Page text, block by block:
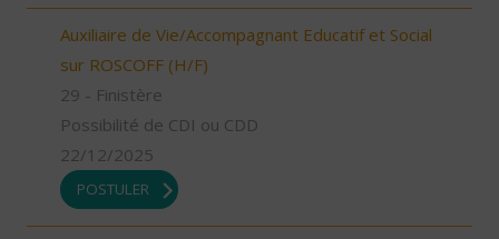
Auxiliaire de Vie/Accompagnant Educatif et Social
sur ROSCOFF (H/F)
29 - Finistère
Possibilité de CDI ou CDD
22/12/2025
POSTULER